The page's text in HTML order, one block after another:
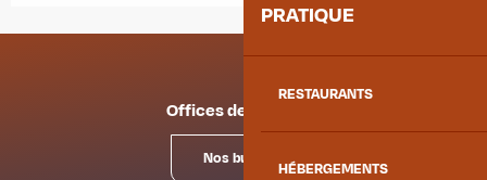
PRATIQUE
RESTAURANTS
HÉBERGEMENTS
Offices de tourisme
Nos bureaux